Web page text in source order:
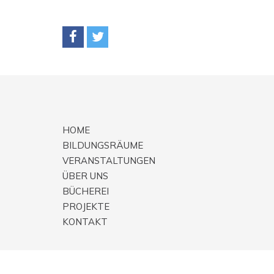
HOME
BILDUNGSRÄUME
VERANSTALTUNGEN
ÜBER UNS
BÜCHEREI
PROJEKTE
KONTAKT